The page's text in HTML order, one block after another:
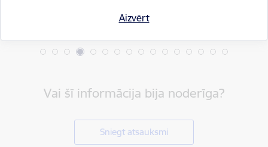
Aizvērt
Vai šī informācija bija noderīga?
Sniegt atsauksmi